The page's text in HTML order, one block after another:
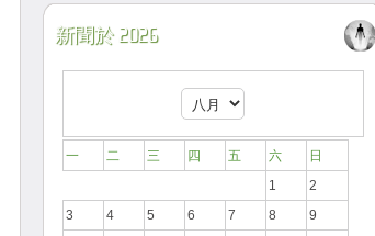
新聞於 2026
一 二 三 四 五 六
日
1
2
3
4 5 6 7 8
9